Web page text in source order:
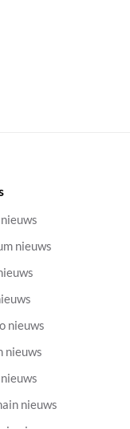
nieuws
nieuws
nieuws
nieuws